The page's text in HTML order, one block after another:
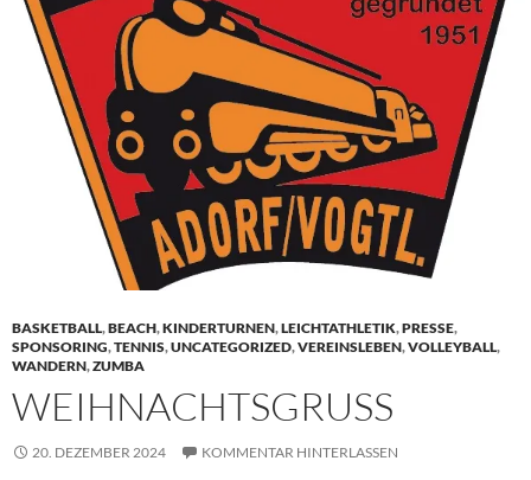
BASKETBALL,BEACH,KINDERTURNEN,LEICHTATHLETIK,PRESSE,
SPONSORING,TENNIS,UNCATEGORIZED,VEREINSLEBEN,VOLLEYBALL,
WANDERN,ZUMBA
WEIHNACHTSGRUSS
20. DEZEMBER 2024 KOMMENTAR HINTERLASSEN